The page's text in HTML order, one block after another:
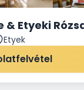
& Etyeki
Etyek